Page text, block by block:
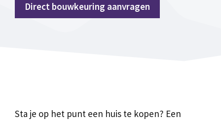
Direct bouwkeuring aanvragen
Sta je op het punt een huis te kopen? Een